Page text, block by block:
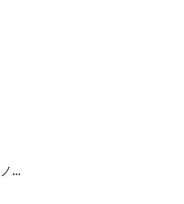
Mercato d'ametista @イタリアーノアランチャ